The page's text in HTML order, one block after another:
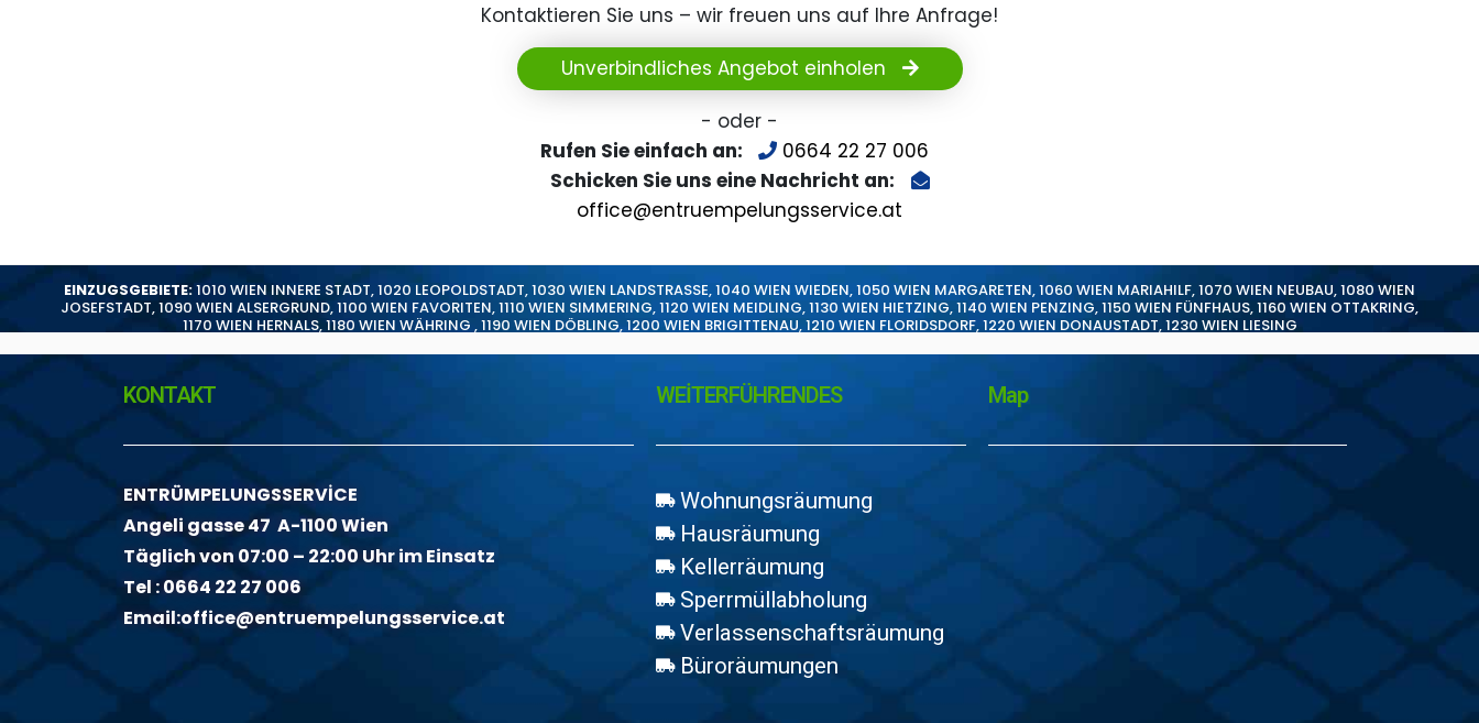
Kontaktieren Sie uns – wir freuen uns auf Ihre Anfrage!
Unverbindliches Angebot einholen
- oder -
Rufen Sie einfach an:
0664 22 27 006
Schicken Sie uns eine Nachricht an:
office@entruempelungsservice.at
EINZUGSGEBIETE:1010 WIEN INNERE STADT,1020 LEOPOLDSTADT,1030 WIEN LANDSTRASSE,1040 WIEN WIEDEN,1050 WIEN MARGARETEN,1060 WIEN MARIAHILF,1070 WIEN NEUBAU,1080 WIEN
JOSEFSTADT,1090 WIEN ALSERGRUND,1100 WIEN FAVORITEN,1110 WIEN SIMMERING,1120 WIEN MEIDLING,1130 WIEN HIETZING,1140 WIEN PENZING,1150 WIEN FÜNFHAUS,1160 WIEN OTTAKRING,
1170 WIEN HERNALS,1180 WIEN WÄHRING ,1190 WIEN DÖBLING,1200 WIEN BRIGITTENAU,1210 WIEN FLORIDSDORF,1220 WIEN DONAUSTADT,1230 WIEN LIESING
KONTAKT
ENTRÜMPELUNGSSERVİCE
Angeli gasse 47 A-1100 Wien
Täglich von 07:00 – 22:00 Uhr im Einsatz
Tel :0664 22 27 006
Email:office@entruempelungsservice.at
WEİTERFÜHRENDES
Wohnungsräumung
Hausräumung
Kellerräumung
Sperrmüllabholung
Verlassenschaftsräumung
Büroräumungen
Map